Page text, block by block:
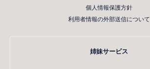
個人情報保護方針
利用者情報の外部送信について
姉妹サービス